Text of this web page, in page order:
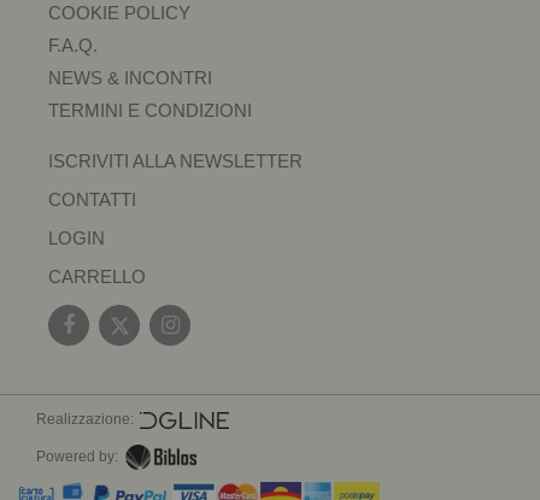
COOKIE POLICY
F.A.Q.
NEWS & INCONTRI
TERMINI E CONDIZIONI
ISCRIVITI ALLA NEWSLETTER
CONTATTI
LOGIN
CARRELLO
Realizzazione:
Powered by: